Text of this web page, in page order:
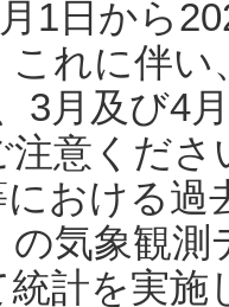
1日から
れに伴い
3月及び4
注意くだ
おける過
の気象観
計を実